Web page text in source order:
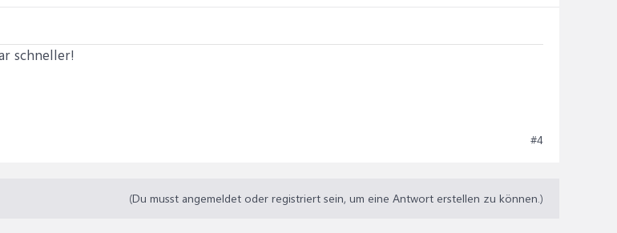
schneller!
#4
(Du musst angemeldet oder registriert sein, um eine Antwort erstellen zu können.)